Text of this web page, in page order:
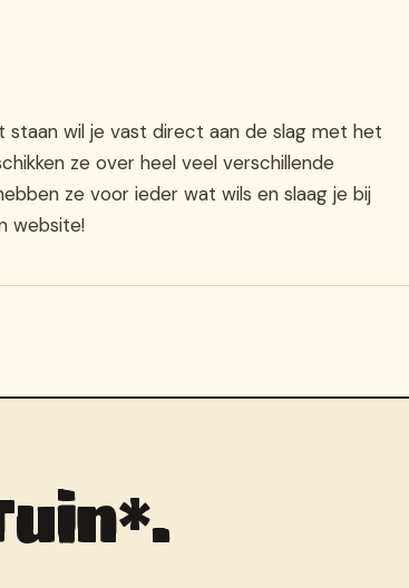
staan wil je vast direct aan de slag met het
ze over heel veel verschillende
ze voor ieder wat wils en slaag je bij
website!